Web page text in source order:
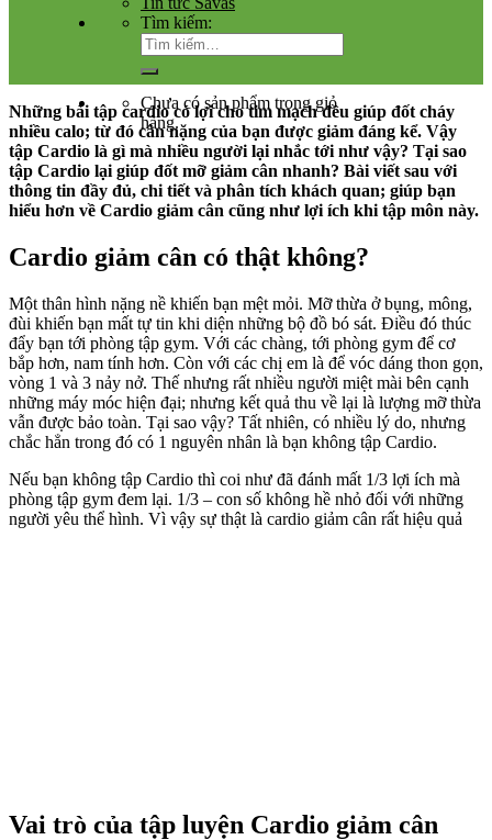
Tìm kiếm:
Chưa có sản phẩm trong giỏ
hàng.
Những bài tập cardio có lợi cho tim mạch đều giúp đốt cháy
nhiều calo; từ đó cân nặng của bạn được giảm đáng kể. Vậy
tập Cardio là gì mà nhiều người lại nhắc tới như vậy? Tại sao
tập Cardio lại giúp đốt mỡ giảm cân nhanh? Bài viết sau với
thông tin đầy đủ, chi tiết và phân tích khách quan; giúp bạn
hiểu hơn về Cardio giảm cân cũng như lợi ích khi tập môn này.
Cardio giảm cân có thật không?
Một thân hình nặng nề khiến bạn mệt mỏi. Mỡ thừa ở bụng, mông,
đùi khiến bạn mất tự tin khi diện những bộ đồ bó sát. Điều đó thúc
đẩy bạn tới phòng tập gym. Với các chàng, tới phòng gym để cơ
bắp hơn, nam tính hơn. Còn với các chị em là để vóc dáng thon gọn,
vòng 1 và 3 nảy nở. Thế nhưng rất nhiều người miệt mài bên cạnh
những máy móc hiện đại; nhưng kết quả thu về lại là lượng mỡ thừa
vẫn được bảo toàn. Tại sao vậy? Tất nhiên, có nhiều lý do, nhưng
chắc hẳn trong đó có 1 nguyên nhân là bạn không tập Cardio.
Nếu bạn không tập Cardio thì coi như đã đánh mất 1/3 lợi ích mà
phòng tập gym đem lại. 1/3 – con số không hề nhỏ đối với những
người yêu thể hình. Vì vậy sự thật là cardio giảm cân rất hiệu quả
Vai trò của tập luyện Cardio giảm cân